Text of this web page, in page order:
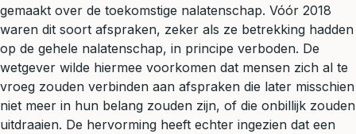
gemaakt over de toekomstige nalatenschap. Vóór 2018
waren dit soort afspraken, zeker als ze betrekking hadden
op de gehele nalatenschap, in principe verboden. De
wetgever wilde hiermee voorkomen dat mensen zich al te
vroeg zouden verbinden aan afspraken die later misschien
niet meer in hun belang zouden zijn, of die onbillijk zouden
uitdraaien. De hervorming heeft echter ingezien dat een